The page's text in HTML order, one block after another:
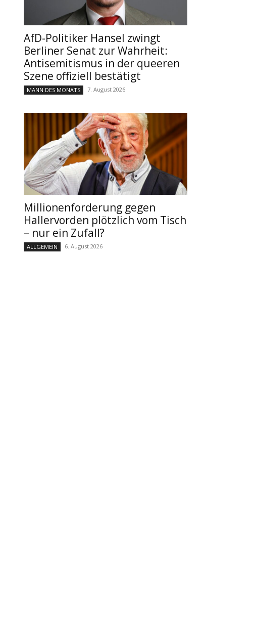
AfD-Politiker Hansel zwingt
Berliner Senat zur Wahrheit:
Antisemitismus in der queeren
Szene offiziell bestätigt
MANN DES MONATS 7. August 2026
Millionenforderung gegen
Hallervorden plötzlich vom Tisch
– nur ein Zufall?
ALLGEMEIN 6. August 2026